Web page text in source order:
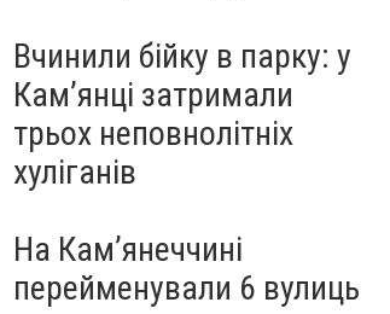
Вчинили бійку в парку: у
Кам’янці затримали
трьох неповнолітніх
хуліганів
На Камʼянеччині
перейменували 6 вулиць